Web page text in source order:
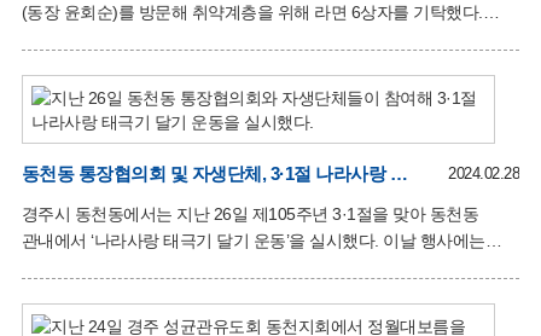
(동장 윤회순)를 방문해 취약계층을 위해 라면 6상자를 기탁했다.
청년연합회 이·취임식 때 마련된 물품이다. 박성범 회장은 “비록 작은
나눔이지만 누군가에게는 꼭 필요한 도움이 되기를 바라며, 앞으로도
청년의 열정과 패기로 지역사회의 발전을 위해 다방면으로
봉사하겠다”고 소감을 전했다. 윤회순 동천동장은 “지역사회를 향한
만들도록 노력하겠다”고 전했다. 한편, 이날 기탁된 라면은
행복공유냉장고를 통해 지역 내 어려운 이웃들에게 나눠질 예정이다.
동천동 통장협의회 및 자생단체, 3·1절 나라사랑 태극기 달기 운동 실시 2024.02.28
경주시 동천동에서는 지난 26일 제105주년 3·1절을 맞아 동천동
관내에서 ‘나라사랑 태극기 달기 운동’을 실시했다. 이날 행사에는
체육회(회장 박동수) 등 단체에서 100여 명의 회원들이 참여했다.